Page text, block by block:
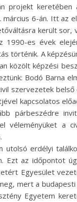
projekt
március 6-án. Itt az
került sor,
1990-es évek
történik. A
közölt képzési
Bodó Barna
szervezetek
kapcsolatos
párbeszédre
véleményüket a
utolsó erdélyi
Ezt az időpontot
Egyesület
mert a
Egyetem